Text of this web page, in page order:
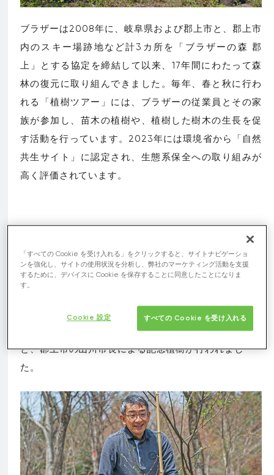
ブラザーは2008年に、岐阜県および郡上市と、郡上市
内のスキー場跡地など計3カ所を「ブラザーの森 郡
上」とする協定を締結して以来、17年間にわたって森
林の復元に取り組んできました。毎年、春と秋に行わ
れる「植樹ツアー」には、ブラザーの従業員とその家
族が参加し、苗木の植樹や、植樹した樹木の生長を促
す活動を行っています。2023年には環境省から「自然
共生サイト」に認定され、生態系保全への取り組みが
高く評価されています。
2025年4月19日、記念すべき第30回目となる植樹ツア
ーを開催しました。今回のツアーには、ブラザーグル
ープ従業員とその家族ら135人が参加し、春の森で活動
今回は第30回を記念して、ブラザー工業社長の池田
と、郡上市の山川市長による記念植樹が行われまし
た。
「すべての Cookie を受け入れる」をクリックすると、サイトナビゲーショ
ンを強化し、サイトの使用状況を分析し、弊社のマーケティング活動を支援
するために、デバイスに Cookie を保存することに同意したことになりま
す。
すべての Cookie を受け入れる
Cookie 設定